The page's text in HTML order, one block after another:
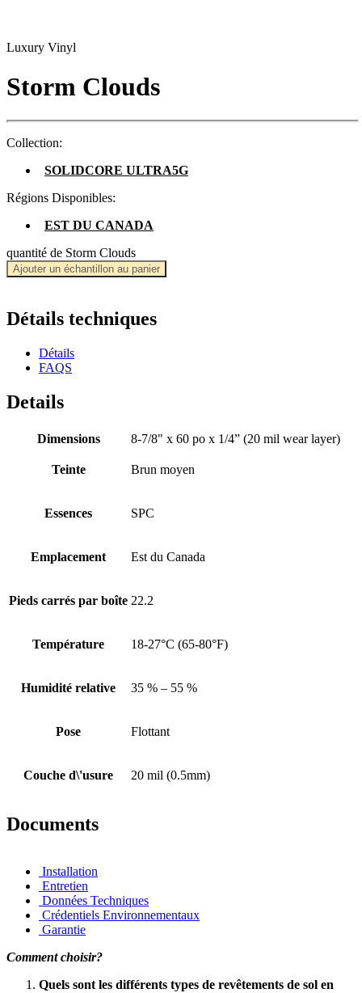
Luxury Vinyl
Storm Clouds
Collection:
SOLIDCORE ULTRA5G
Régions Disponibles:
EST DU CANADA
quantité de Storm Clouds
Ajouter un échantillon au panier
Détails techniques
Détails
FAQS
Details
Dimensions 8-7/8" x 60 po x 1/4” (20 mil wear layer)
Teinte Brun moyen
Essences SPC
Emplacement Est du Canada
Pieds carrés par boîte 22.2
Température 18-27°C (65-80°F)
Humidité relative 35 % – 55 %
Pose Flottant
Couche d\'usure 20 mil (0.5mm)
Documents
Installation
Entretien
Données Techniques
Crédentiels Environnementaux
Garantie
Comment choisir?
Quels sont les différents types de revêtements de sol en